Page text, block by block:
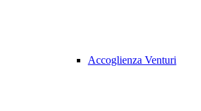
Accoglienza Venturi